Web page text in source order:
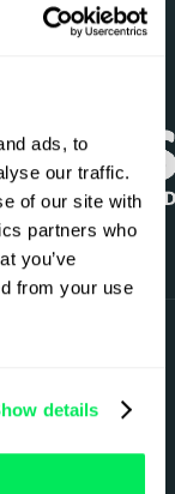
ads, to
our traffic.
of our site with
partners who
you’ve
from your use
details